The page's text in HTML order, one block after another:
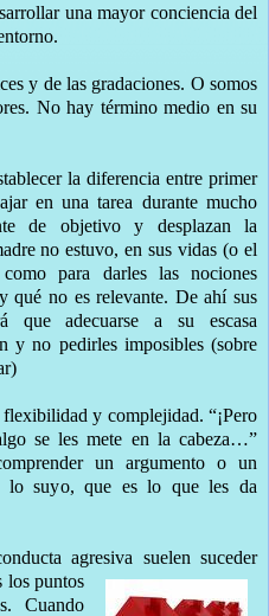
una mayor conciencia del
y de las gradaciones. O somos
No hay término medio en su
la diferencia entre primer
en una tarea durante mucho
de objetivo y desplazan la
no estuvo, en sus vidas (o el
para darles las nociones
qué no es relevante. De ahí sus
que adecuarse a su escasa
y no pedirles imposibles (sobre
y complejidad. “¡Pero
se les mete en la cabeza…”
un argumento o un
lo suyo, que es lo que les da
agresiva suelen suceder
los puntos
Cuando